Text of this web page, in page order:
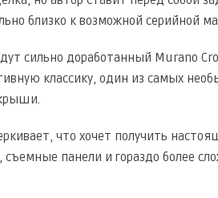
близко к возможной серийной
сильно доработанный Murano
классику, один из самых
что хочет получить
панели и гораздо более